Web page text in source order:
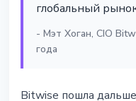
глобальный
- Мэт Хоган, CIO
года
Bitwise пошла